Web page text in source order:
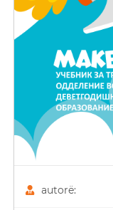
autorë: